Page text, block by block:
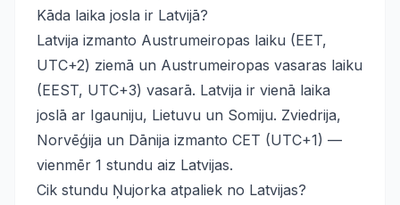
Kāda laika josla ir Latvijā?
Latvija izmanto Austrumeiropas laiku (EET,
UTC+2) ziemā un Austrumeiropas vasaras laiku
(EEST, UTC+3) vasarā. Latvija ir vienā laika
joslā ar Igauniju, Lietuvu un Somiju. Zviedrija,
Norvēģija un Dānija izmanto CET (UTC+1) —
vienmēr 1 stundu aiz Latvijas.
Cik stundu Ņujorka atpaliek no Latvijas?